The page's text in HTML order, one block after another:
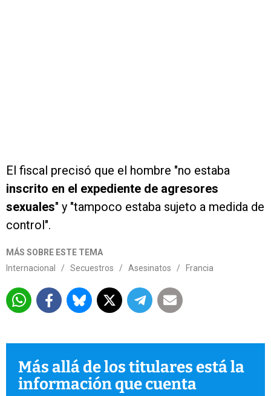
El fiscal precisó que el hombre "no estaba
inscrito en el expediente de agresores
sexuales" y "tampoco estaba sujeto a medida de
control".
MÁS SOBRE ESTE TEMA
Internacional
/ Secuestros / Asesinatos / Francia
Más allá de los titulares está la
información que cuenta